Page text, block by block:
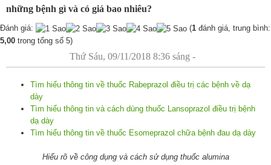
những bệnh gì và có giá bao nhiêu?
Đánh giá: (1 đánh giá, trung bình:
5,00 trong tổng số 5)
Thứ Sáu, 09/11/2018 8:36 sáng -
Tìm hiểu thông tin về thuốc Rabeprazol điều trị các bệnh về dạ
dày
Tìm hiểu thông tin và cách dùng thuốc Lansoprazol điều trị bệnh
dạ dày
Tìm hiểu thông tin về thuốc Esomeprazol chữa bệnh đau dạ dày
Hiểu rõ về công dụng và cách sử dụng thuốc alumina